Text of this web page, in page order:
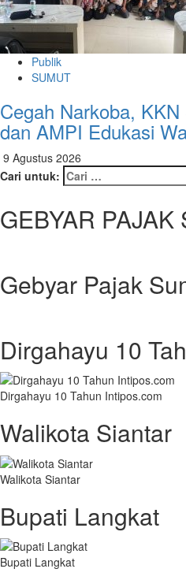
Publik
SUMUT
Cegah Narkoba,
dan AMPI Edukasi
9 Agustus 2026
Cari untuk:
GEBYAR PAJAK
Gebyar Pajak
Dirgahayu 10
Dirgahayu 10 Tahun Intipos.com
Walikota Siantar
Walikota Siantar
Bupati Langkat
Bupati Langkat